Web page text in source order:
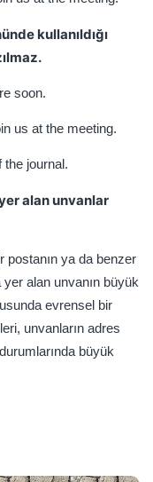
kullanıldığı
soon.
us at the meeting.
the journal.
alan unvanlar
postanın ya da benzer
yer alan unvanın büyük
evrensel bir
unvanların adres
büyük